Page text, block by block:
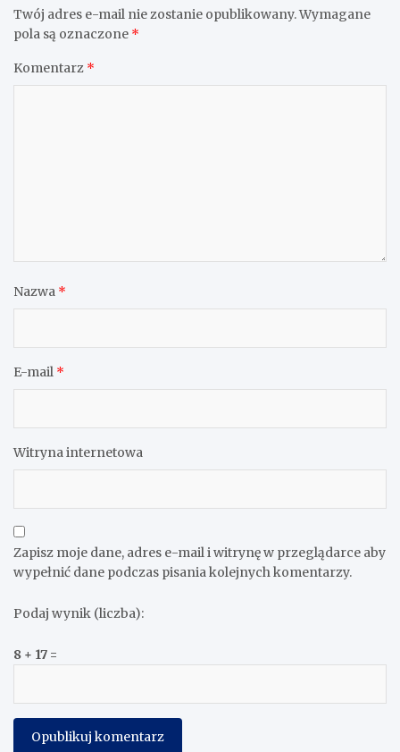
Twój adres e-mail nie zostanie opublikowany.Wymagane
pola są oznaczone *
Komentarz *
Nazwa *
E-mail *
Witryna internetowa
Zapisz moje dane, adres e-mail i witrynę w przeglądarce aby
wypełnić dane podczas pisania kolejnych komentarzy.
Podaj wynik (liczba):
8 + 17 =